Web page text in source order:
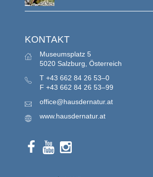
KONTAKT
Museumsplatz 5
5020 Salzburg, Österreich
T +43 662 84 26 53–0
F +43 662 84 26 53–99
office@hausdernatur.at
www.hausdernatur.at